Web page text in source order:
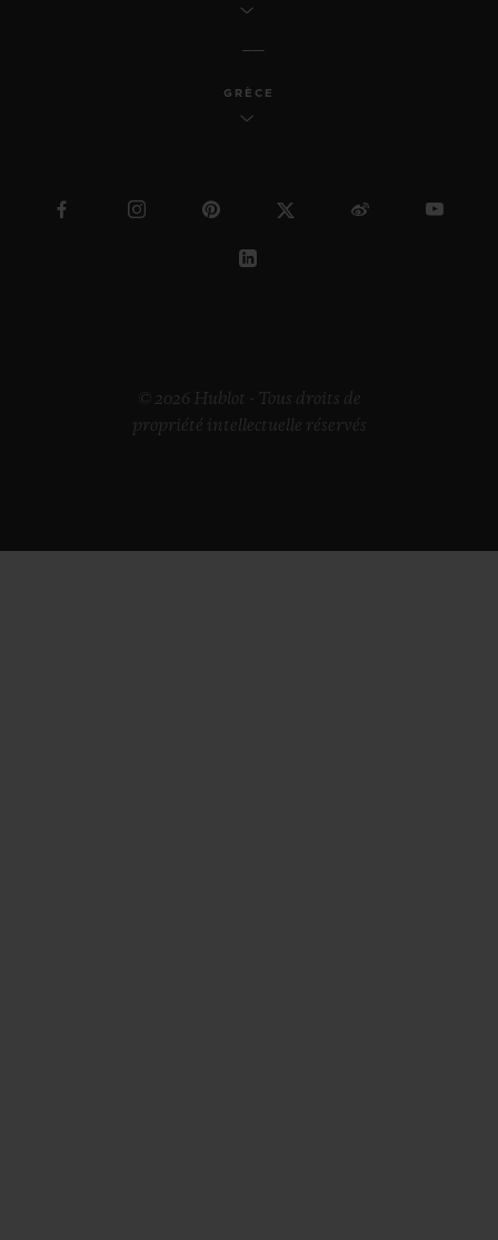
GRÈCE
© 2026 Hublot - Tous droits de
propriété intellectuelle réservés